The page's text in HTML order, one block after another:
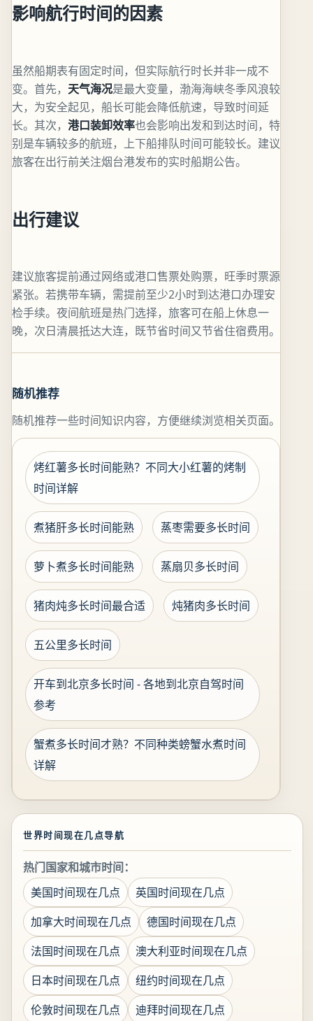
影响航行时间的因素
虽然船期表有固定时间，但实际航行时长并非一成不
变。首先， 天气海况是最大变量，渤海海峡冬季风浪较
大，为安全起见，船长可能会降低航速，导致时间延
长。其次， 港口装卸效率也会影响出发和到达时间，特
别是车辆较多的航班，上下船排队时间可能较长。建议
旅客在出行前关注烟台港发布的实时船期公告。
出行建议
建议旅客提前通过网络或港口售票处购票，旺季时票源
紧张。若携带车辆，需提前至少2小时到达港口办理安
检手续。夜间航班是热门选择，旅客可在船上休息一
晚，次日清晨抵达大连，既节省时间又节省住宿费用。
随机推荐
随机推荐一些时间知识内容，方便继续浏览相关页面。
烤红薯多长时间能熟？不同大小红薯的烤制
时间详解
煮猪肝多长时间能熟 蒸枣需要多长时间
萝卜煮多长时间能熟 蒸扇贝多长时间
猪肉炖多长时间最合适 炖猪肉多长时间
五公里多长时间
开车到北京多长时间 - 各地到北京自驾时间
参考
蟹煮多长时间才熟？不同种类螃蟹水煮时间
详解
世界时间现在几点导航
热门国家和城市时间：
美国时间现在几点
英国时间现在几点
加拿大时间现在几点
德国时间现在几点
法国时间现在几点
澳大利亚时间现在几点
日本时间现在几点
纽约时间现在几点
伦敦时间现在几点
迪拜时间现在几点